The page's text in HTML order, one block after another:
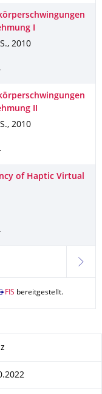
I
, 2010
II
, 2010
of Haptic Virtual
aktuell ausgewählt
weiter
FIS bereitgestellt.